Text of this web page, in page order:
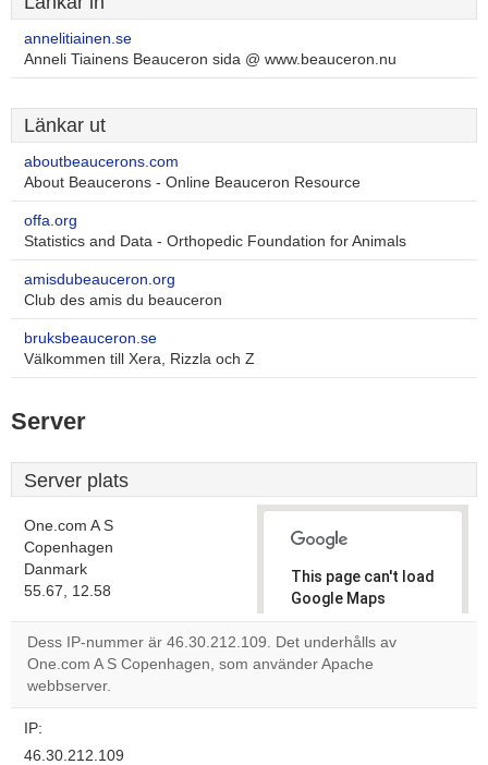
annelitiainen.se
Anneli Tiainens Beauceron sida @ www.beauceron.nu
Länkar ut
aboutbeaucerons.com
About Beaucerons - Online Beauceron Resource
offa.org
Statistics and Data - Orthopedic Foundation for Animals
amisdubeauceron.org
Club des amis du beauceron
bruksbeauceron.se
Välkommen till Xera, Rizzla och Z
Server
Server plats
One.com A S
Copenhagen
Danmark
55.67, 12.58
This page can't load
Google Maps
correctly.
Do you
Dess IP-nummer är 46.30.212.109. Det underhålls av
One.com A S Copenhagen, som använder Apache
webbserver.
IP:
46.30.212.109